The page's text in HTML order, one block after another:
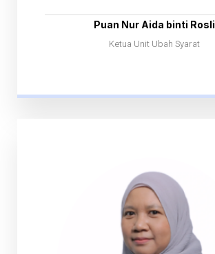
Puan Nur Aida binti Rosli
Ketua Unit Ubah Syarat